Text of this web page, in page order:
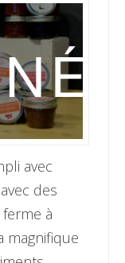
avec
des
à
magnifique